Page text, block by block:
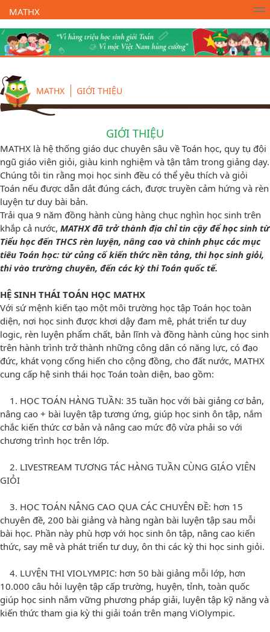
MATHX
Trường Toán Online MATHX Học toán - Lớp 1
MATHX GIỚI THIỆU
GIỚI THIỆU
MATHX là hệ thống giáo dục chuyên sâu về Toán học, quy tụ đội
ngũ giáo viên giỏi, giàu kinh nghiệm và tận tâm trong giảng dạy.
Chúng tôi tin rằng mọi học sinh đều có thể yêu thích và giỏi
Toán nếu được dẫn dắt đúng cách, được truyền cảm hứng và rèn
luyện tư duy bài bản.
Trải qua 9 năm đồng hành cùng hàng chục nghìn học sinh trên
khắp cả nước, MATHX đã trở thành địa chỉ tin cậy để học sinh từ
Tiểu học đến THCS rèn luyện, nâng cao và chinh phục các mục
tiêu Toán học: từ củng cố kiến thức nền tảng, thi học sinh giỏi,
thi vào trường chuyên, đến các kỳ thi Toán quốc tế.
HỆ SINH THÁI TOÁN HỌC MATHX
Với sứ mệnh kiến tạo một môi trường học tập Toán học toàn
diện, nơi học sinh được khơi dậy đam mê, phát triển tư duy
logic, rèn luyện phẩm chất, bản lĩnh và đồng hành cùng học sinh
trên hành trình trở thành những công dân có năng lực, có đạo
đức, khát vọng cống hiến cho cộng đồng, cho đất nước, MATHX
cung cấp hệ sinh thái học Toán toàn diện, bao gồm:
1. HỌC TOÁN HÀNG TUẦN: 35 tuần học với bài giảng cơ bản,
nâng cao + bài luyện tập tương ứng, giúp học sinh ôn tập, nắm
chắc kiến thức cơ bản và nâng cao mức độ vừa phải so với
chương trình học trên lớp.
2. LIVESTREAM TƯƠNG TÁC HÀNG TUẦN CÙNG GIÁO VIÊN
GIỎI
3. HỌC TOÁN NÂNG CAO QUA CÁC CHUYÊN ĐỀ: hơn 15
chuyên đề, 200 bài giảng và hàng ngàn bài luyện tập sau mỗi
bài học. Phần này phù hợp với học sinh ôn tập, nâng cao kiến
thức, say mê và phát triển tư duy, ôn thi các kỳ thi học sinh giỏi.
4. LUYỆN THI VIOLYMPIC: hơn 50 bài giảng mỗi lớp, hơn
10.000 câu hỏi luyện tập cấp trường, huyện, tỉnh, toàn quốc
giúp học sinh nắm vững phương pháp giải, luyện tập kỹ năng và
kiến thức tham gia kỳ thi giải toán trên mạng ViOlympic.